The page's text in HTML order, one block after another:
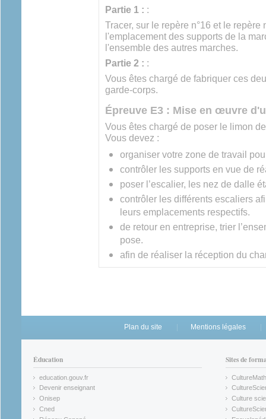
Partie 1 : :
Tracer, sur le repère n°16 et le repère
l'emplacement des supports de la
l'ensemble des autres marches.
Partie 2 : :
Vous êtes chargé de fabriquer ces
garde-corps.
Épreuve E3 : Mise en œuvre
Vous êtes chargé de poser le limon
Vous devez :
organiser votre zone de travail
contrôler les supports en vue de
poser l’escalier, les nez de dalle
contrôler les différents escaliers
leurs emplacements respectifs.
de retour en entreprise, trier
pose.
afin de réaliser la réception du
Plan du site Mentions légales
Éducation
education.gouv.fr
(link is external)
Devenir enseignant
(link is external)
Onisep
(link is external)
Cned
(link is external)
Sites de
CultureMath
(link is
(link is
Culture
(link is